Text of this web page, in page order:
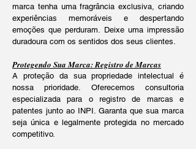
marca tenha uma fragrância exclusiva, criando
experiências memoráveis e despertando
emoções que perduram. Deixe uma impressão
duradoura com os sentidos dos seus clientes.
Protegendo Sua Marca: Registro de Marcas
A proteção da sua propriedade intelectual é
nossa prioridade. Oferecemos consultoria
especializada para o registro de marcas e
patentes junto ao INPI. Garanta que sua marca
seja única e legalmente protegida no mercado
competitivo.